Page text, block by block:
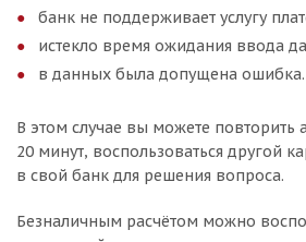
банк не поддерживает услугу
истекло время ожидания ввода
в данных была допущена ошибка.
В этом случае вы можете повторить
20 минут, воспользоваться другой
в свой банк для решения вопроса.
Безналичным расчётом можно